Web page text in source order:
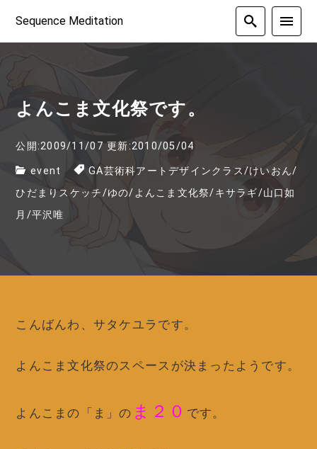
Sequence Meditation
よんこま文化祭です。
公開:2009/11/07 更新:2010/05/04
event GA芸術科アートデザインクラス/けいおん/
ひだまりスケッチ/ゆの/よんこま文化祭/キサラギ/山口如
月 /平沢唯
こんばんわ、サタケユラです。
よんこま文化祭のスペースが決まったようです。
よんこまの「ま」の ま２０ です。